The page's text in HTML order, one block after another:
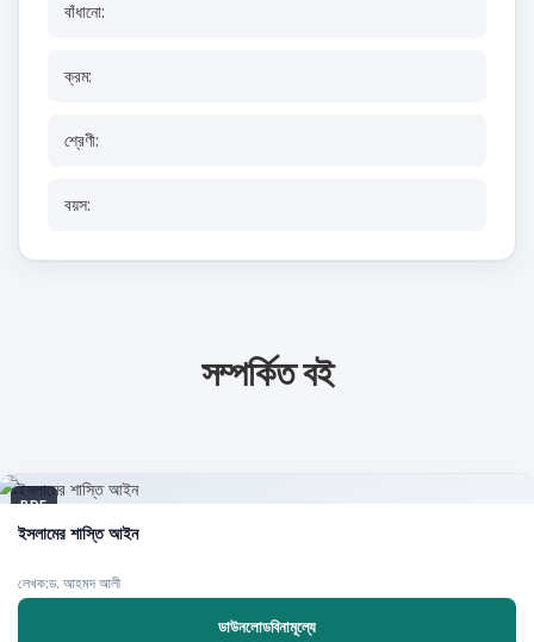
বাঁধানো:
ক্রম:
শ্রেণী:
বয়স:
সম্পর্কিত বই
PDF
ইসলামের শাস্তি আইন
লেখক:ড. আহমদ আলী
ডাউনলোডবিনামূল্যে